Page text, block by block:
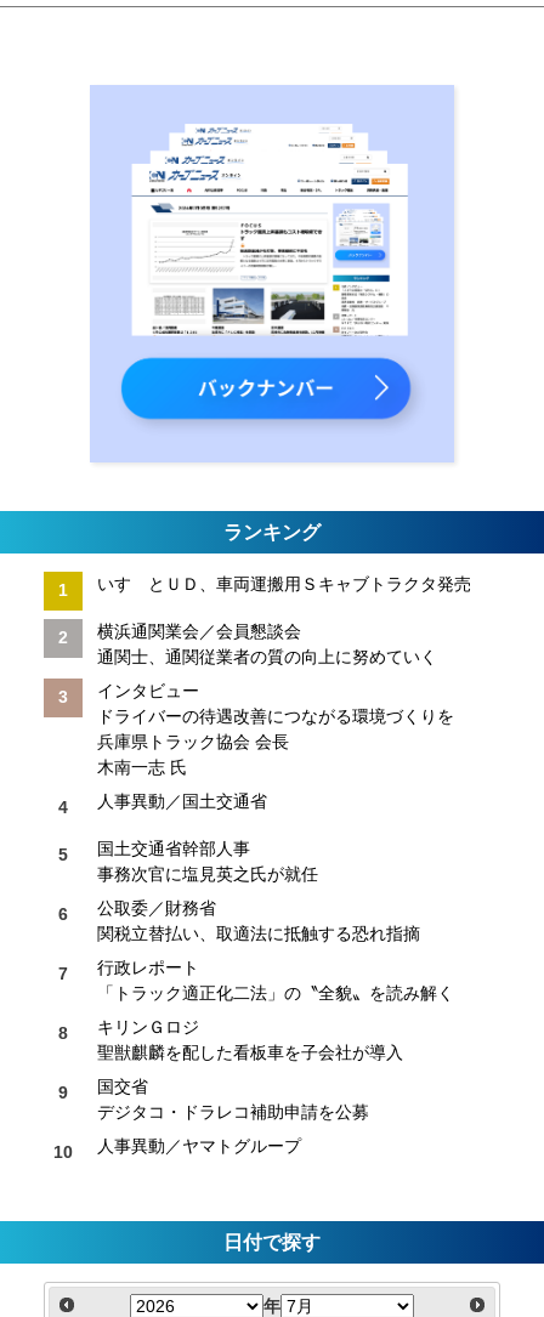
ランキング
いすゞとＵＤ、車両運搬用Ｓキャブトラクタ発売
横浜通関業会／会員懇談会
通関士、通関従業者の質の向上に努めていく
インタビュー
ドライバーの待遇改善につながる環境づくりを
兵庫県トラック協会 会長
木南一志 氏
人事異動／国土交通省
国土交通省幹部人事
事務次官に塩見英之氏が就任
公取委／財務省
関税立替払い、取適法に抵触する恐れ指摘
行政レポート
「トラック適正化二法」の〝全貌〟を読み解く
キリンＧロジ
聖獣麒麟を配した看板車を子会社が導入
国交省
デジタコ・ドラレコ補助申請を公募
人事異動／ヤマトグループ
日付で探す
年